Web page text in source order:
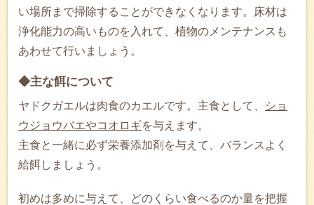
い場所まで掃除することができなくなります。床材は
浄化能力の高いものを入れて、植物のメンテナンスも
あわせて行いましょう。
◆主な餌について
ヤドクガエルは肉食のカエルです。主食として、
ショ
ウジョウバエやコオロギを与えます。
主食と一緒に必ず栄養添加剤を与えて、バランスよく
給餌しましょう。
初めは多めに与えて、どのくらい食べるのか量を把握